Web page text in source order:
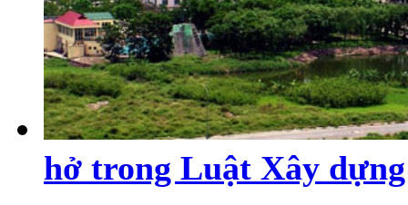
hở trong Luật Xây dựng